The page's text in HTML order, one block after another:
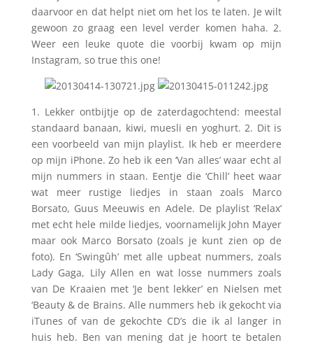
daarvoor en dat helpt niet om het los te laten. Je wilt
gewoon zo graag een level verder komen haha. 2.
Weer een leuke quote die voorbij kwam op mijn
Instagram, so true this one!
1. Lekker ontbijtje op de zaterdagochtend: meestal
standaard banaan, kiwi, muesli en yoghurt. 2. Dit is
een voorbeeld van mijn playlist. Ik heb er meerdere
op mijn iPhone. Zo heb ik een ‘Van alles’ waar echt al
mijn nummers in staan. Eentje die ‘Chill’ heet waar
wat meer rustige liedjes in staan zoals Marco
Borsato, Guus Meeuwis en Adele. De playlist ‘Relax’
met echt hele milde liedjes, voornamelijk John Mayer
maar ook Marco Borsato (zoals je kunt zien op de
foto). En ‘Swingûh’ met alle upbeat nummers, zoals
Lady Gaga, Lily Allen en wat losse nummers zoals
van De Kraaien met ‘Je bent lekker’ en Nielsen met
‘Beauty & de Brains. Alle nummers heb ik gekocht via
iTunes of van de gekochte CD’s die ik al langer in
huis heb. Ben van mening dat je hoort te betalen